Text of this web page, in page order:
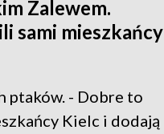
Zalewem.
sami mieszkańcy
ptaków. - Dobre to
Kielc i dodają